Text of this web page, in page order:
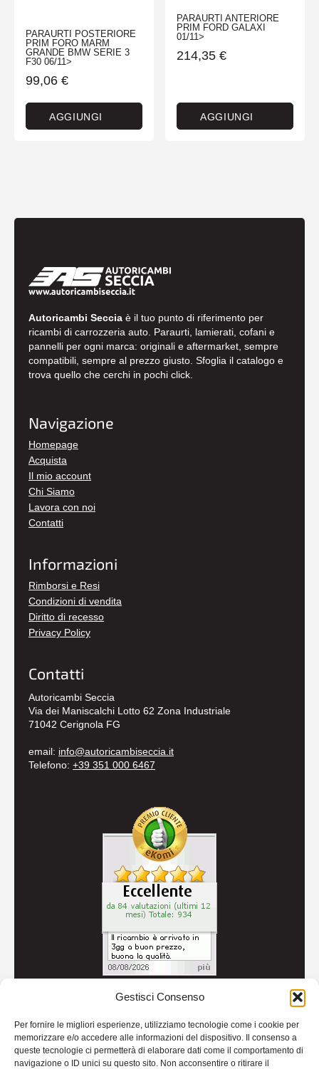
Gestisci Consenso
Per fornire le migliori esperienze, utilizziamo tecnologie come i cookie per
memorizzare e/o accedere alle informazioni del dispositivo. Il consenso a
queste tecnologie ci permetterà di elaborare dati come il comportamento di
navigazione o ID unici su questo sito. Non acconsentire o ritirare il
PARAURTI POSTERIORE
PRIM FORO MARM
GRANDE BMW SERIE 3
F30 06/11>
99,06 €
AGGIUNGI
PARAURTI ANTERIORE
PRIM FORD GALAXI
01/11>
214,35 €
AGGIUNGI
Autoricambi Seccia è il tuo punto di riferimento per
ricambi di carrozzeria auto. Paraurti, lamierati, cofani e
pannelli per ogni marca: originali e aftermarket, sempre
compatibili, sempre al prezzo giusto. Sfoglia il catalogo e
trova quello che cerchi in pochi click.
Navigazione
Homepage
Acquista
Il mio account
Chi Siamo
Lavora con noi
Contatti
Informazioni
Rimborsi e Resi
Condizioni di vendita
Diritto di recesso
Privacy Policy
Contatti
Autoricambi Seccia
Via dei Maniscalchi Lotto 62 Zona Industriale
71042 Cerignola FG
email: info@autoricambiseccia.it
Telefono: +39 351 000 6467
Credits